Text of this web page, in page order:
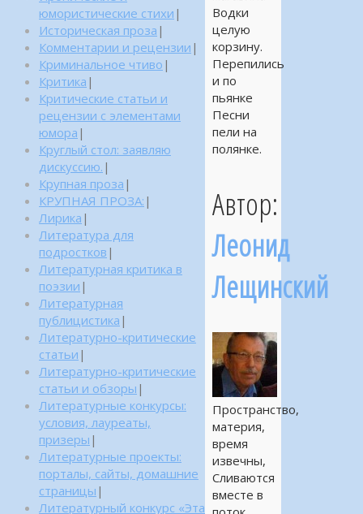
Водки
целую
корзину.
Перепились
и по
пьянке
Песни
пели на
полянке.
Автор:
Леонид
Лещинский
Пространство,
материя,
время
извечны,
Сливаются
вместе в
юмористические стихи |
Историческая проза |
Комментарии и рецензии |
Криминальное чтиво |
Критика |
Критические статьи и
рецензии с элементами
юмора |
Круглый стол: заявляю
дискуссию. |
Крупная проза |
КРУПНАЯ ПРОЗА: |
Лирика |
Литература для
подростков |
Литературная критика в
поэзии |
Литературная
публицистика |
Литературно-критические
статьи |
Литературно-критические
статьи и обзоры |
Литературные конкурсы:
условия, лауреаты,
призеры |
Литературные проекты:
порталы, сайты, домашние
страницы |
Литературный конкурс «Эта